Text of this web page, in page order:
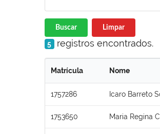
Buscar Limpar
5 registros encontrados.
Matrícula Nome
1757286 Icaro Barreto
1753650 Maria Regina